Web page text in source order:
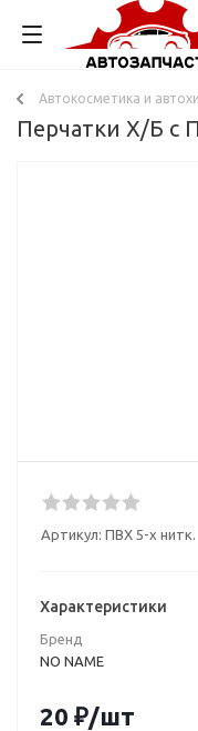
Автокосметика и
Перчатки Х/Б с
Артикул: ПВХ 5-х нитк.
Характеристики
Бренд
NO NAME
20 ₽/шт